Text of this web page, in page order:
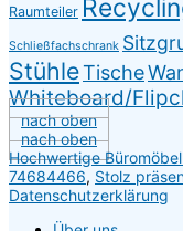
Raumteiler
Schließfachschrank
StühleTische
Whiteboard/
nach oben
nach oben
Hochwertige
74684466, Stolz
Datenschutzerklärung